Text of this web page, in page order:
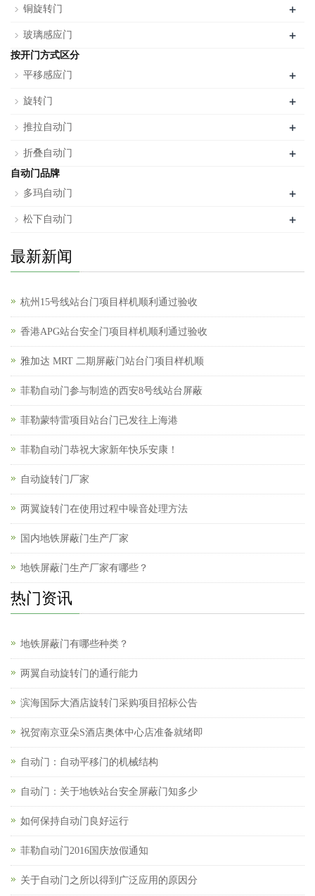
铜旋转门 +
玻璃感应门 +
按开门方式区分
平移感应门
+
旋转门 +
推拉自动门 +
折叠自动门 +
自动门品牌
多玛自动门
+
松下自动门 +
最新新闻
杭州15号线站台门项目样机顺利通过验收
香港APG站台安全门项目样机顺利通过验收
雅加达 MRT 二期屏蔽门站台门项目样机顺
菲勒自动门参与制造的西安8号线站台屏蔽
菲勒蒙特雷项目站台门已发往上海港
菲勒自动门恭祝大家新年快乐安康！
自动旋转门厂家
两翼旋转门在使用过程中噪音处理方法
国内地铁屏蔽门生产厂家
地铁屏蔽门生产厂家有哪些？
热门资讯
地铁屏蔽门有哪些种类？
两翼自动旋转门的通行能力
滨海国际大酒店旋转门采购项目招标公告
祝贺南京亚朵S酒店奥体中心店准备就绪即
自动门：自动平移门的机械结构
自动门：关于地铁站台安全屏蔽门知多少
如何保持自动门良好运行
菲勒自动门2016国庆放假通知
关于自动门之所以得到广泛应用的原因分